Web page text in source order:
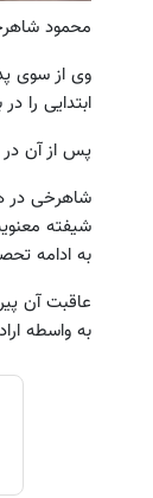
محمود
وی از سوی
ابتدایی را
پس از آن
شاهرخی در
شیفته
به ادامه
عاقبت آن
به واسطه